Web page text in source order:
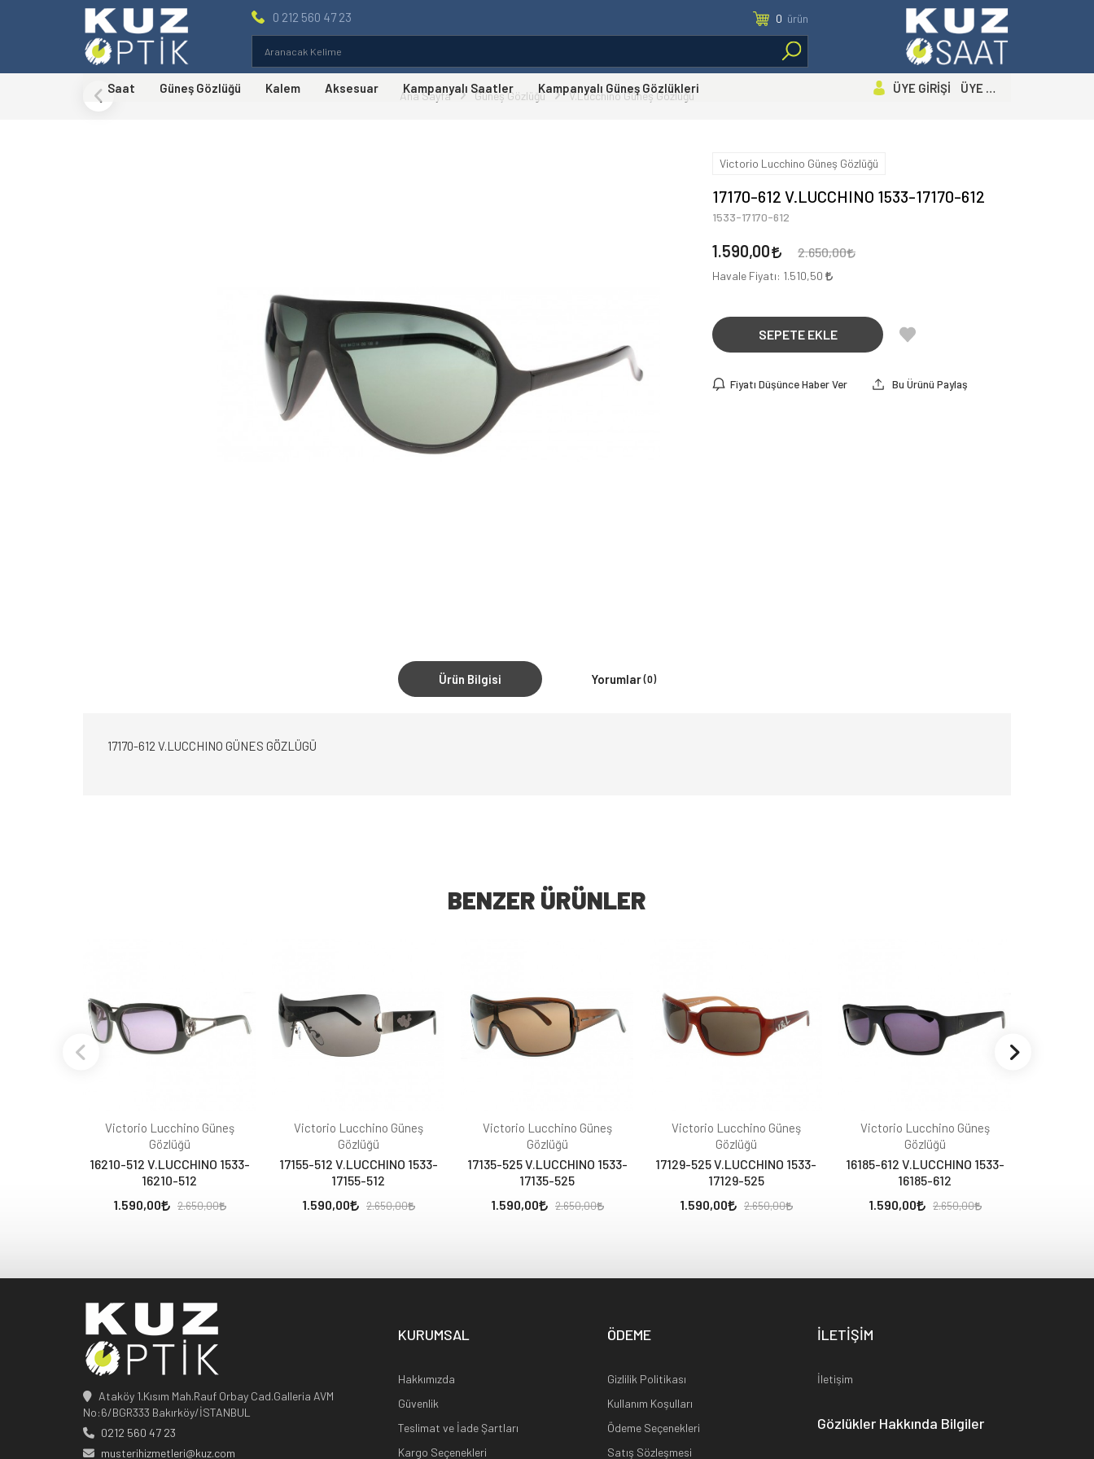
0 212 560 47 23 0 ürün
Saat Güneş Gözlüğü Kalem Aksesuar Kampanyalı Saatler Kampanyalı Güneş Gözlükleri ÜYE GİRİŞİ ÜYE OL
Ana Sayfa Güneş Gözlüğü V.Lucchino Güneş Gözlüğü
Victorio Lucchino Güneş Gözlüğü
17170-612 V.LUCCHINO 1533-17170-612
1533-17170-612
1.590,00 2.650,00
Havale Fiyatı: 1.510,50
SEPETE EKLE
Fiyatı Düşünce Haber Ver Bu Ürünü Paylaş
Ürün Bilgisi Yorumlar(0)
17170-612 V.LUCCHINO GÜNES GÖZLÜGÜ
BENZER ÜRÜNLER
Victorio Lucchino Güneş
Gözlüğü
16210-512 V.LUCCHINO 1533-
16210-512
1.590,00
2.650,00
Victorio Lucchino Güneş
Gözlüğü
17155-512 V.LUCCHINO 1533-
17155-512
1.590,00
2.650,00
Victorio Lucchino Güneş
Gözlüğü
17135-525 V.LUCCHINO 1533-
17135-525
1.590,00
2.650,00
Victorio Lucchino Güneş
Gözlüğü
17129-525 V.LUCCHINO 1533-
17129-525
1.590,00
2.650,00
Victorio Lucchino Güneş
Gözlüğü
16185-612 V.LUCCHINO 1533-
16185-612
1.590,00
2.650,00
Ataköy 1.Kısım Mah.Rauf Orbay Cad.Galleria AVM
No:6/BGR333 Bakırköy/İSTANBUL
0212 560 47 23
musterihizmetleri@kuz.com
KURUMSAL
Hakkımızda
Güvenlik
Teslimat ve İade Şartları
Kargo Seçenekleri
ÖDEME
Gizlilik Politikası
Kullanım Koşulları
Ödeme Seçenekleri
Satış Sözleşmesi
İLETİŞİM
İletişim
Gözlükler Hakkında Bilgiler